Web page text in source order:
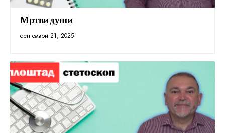
Мртви души
септември 21, 2025